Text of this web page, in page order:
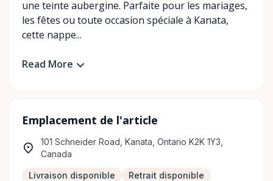
une teinte aubergine. Parfaite pour les mariages,
les fêtes ou toute occasion spéciale à Kanata,
cette nappe...
Read More
Emplacement de l'article
101 Schneider Road, Kanata, Ontario K2K 1Y3,
Canada
Livraison disponible Retrait disponible